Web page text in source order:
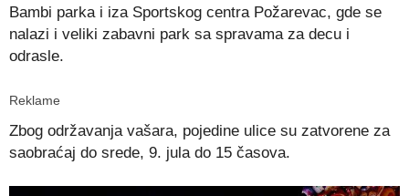
Bambi parka i iza Sportskog centra Požarevac, gde se
nalazi i veliki zabavni park sa spravama za decu i
odrasle.
Reklame
Zbog održavanja vašara, pojedine ulice su zatvorene za
saobraćaj do srede, 9. jula do 15 časova.